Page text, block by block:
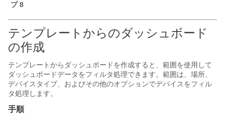
プ 8
テンプレートからのダッシュボード
の作成
テンプレートからダッシュボードを作成すると、範囲を使用して
ダッシュボードデータをフィルタ処理できます。範囲は、場所、
デバイスタイプ、およびその他のオプションでデバイスをフィル
タ処理します。
手順